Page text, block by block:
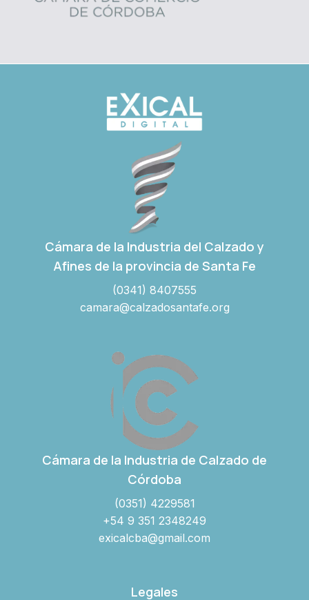
Cámara de la Industria del Calzado y
Afines de la provincia de Santa Fe
(0341) 8407555
camara@calzadosantafe.org
Cámara de la Industria de Calzado de
Córdoba
(0351) 4229581
+54 9 351 2348249
exicalcba@gmail.com
Legales